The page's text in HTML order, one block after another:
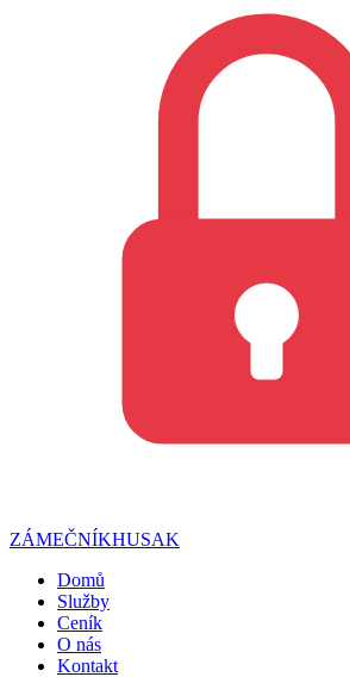
ZÁMEČNÍKHUSAK
Domů
Služby
Ceník
O nás
Kontakt